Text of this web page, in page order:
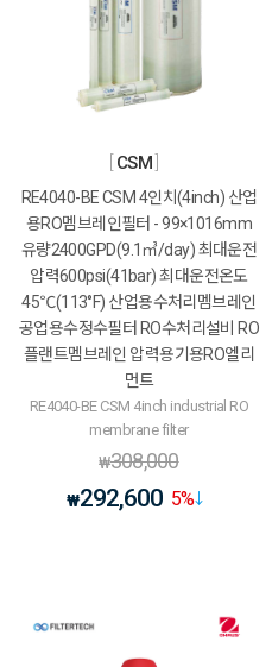
CSM
RE4040-BE CSM 4인치(4inch) 산업
용RO멤브레인필터 - 99×1016mm
유량2400GPD(9.1㎥/day) 최대운전
압력600psi(41bar) 최대운전온도
45℃(113°F) 산업용수처리멤브레인
공업용수정수필터 RO수처리설비 RO
플랜트멤브레인 압력용기용RO엘리
먼트
RE4040-BE CSM 4inch industrial RO
membrane filter
₩308,000
₩292,600 5%